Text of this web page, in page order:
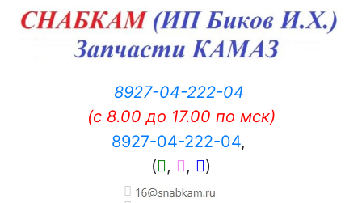
8927-04-222-04
(c 8.00 до 17.00 по мск)
8927-04-222-04,
(
, , )